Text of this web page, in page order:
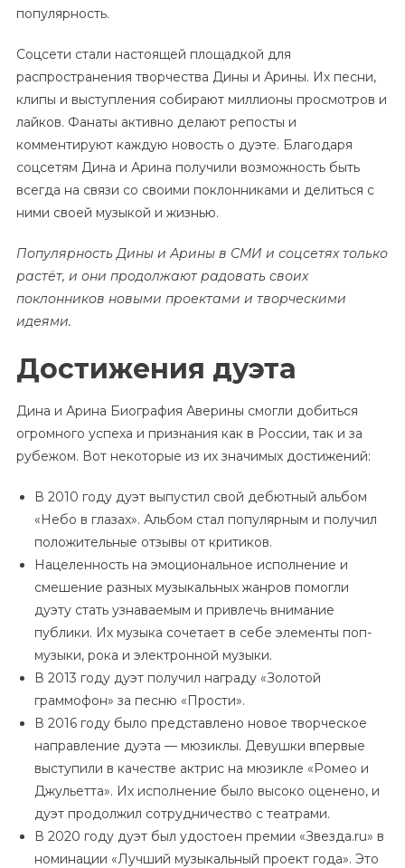
популярность.
Соцсети стали настоящей площадкой для
распространения творчества Дины и Арины. Их песни,
клипы и выступления собирают миллионы просмотров и
лайков. Фанаты активно делают репосты и
комментируют каждую новость о дуэте. Благодаря
соцсетям Дина и Арина получили возможность быть
всегда на связи со своими поклонниками и делиться с
ними своей музыкой и жизнью.
Популярность Дины и Арины в СМИ и соцсетях только
растёт, и они продолжают радовать своих
поклонников новыми проектами и творческими
идеями.
Достижения дуэта
Дина и Арина Биография Аверины смогли добиться
огромного успеха и признания как в России, так и за
рубежом. Вот некоторые из их значимых достижений:
В 2010 году дуэт выпустил свой дебютный альбом
«Небо в глазах». Альбом стал популярным и получил
положительные отзывы от критиков.
Нацеленность на эмоциональное исполнение и
смешение разных музыкальных жанров помогли
дуэту стать узнаваемым и привлечь внимание
публики. Их музыка сочетает в себе элементы поп-
музыки, рока и электронной музыки.
В 2013 году дуэт получил награду «Золотой
граммофон» за песню «Прости».
В 2016 году было представлено новое творческое
направление дуэта — мюзиклы. Девушки впервые
выступили в качестве актрис на мюзикле «Ромео и
Джульетта». Их исполнение было высоко оценено, и
дуэт продолжил сотрудничество с театрами.
В 2020 году дуэт был удостоен премии «Звезда.ru» в
номинации «Лучший музыкальный проект года». Это